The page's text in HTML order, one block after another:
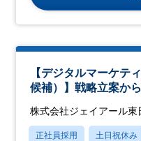
【デジタルマーケテ
候補）】戦略立案か
株式会社ジェイアール東
正社員採用 土日祝休み